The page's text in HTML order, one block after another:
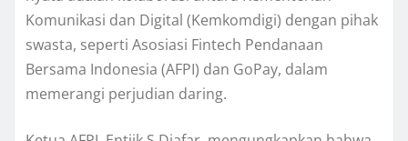
Komunikasi dan Digital (Kemkomdigi) dengan pihak
swasta, seperti Asosiasi Fintech Pendanaan
Bersama Indonesia (AFPI) dan GoPay, dalam
memerangi perjudian daring.